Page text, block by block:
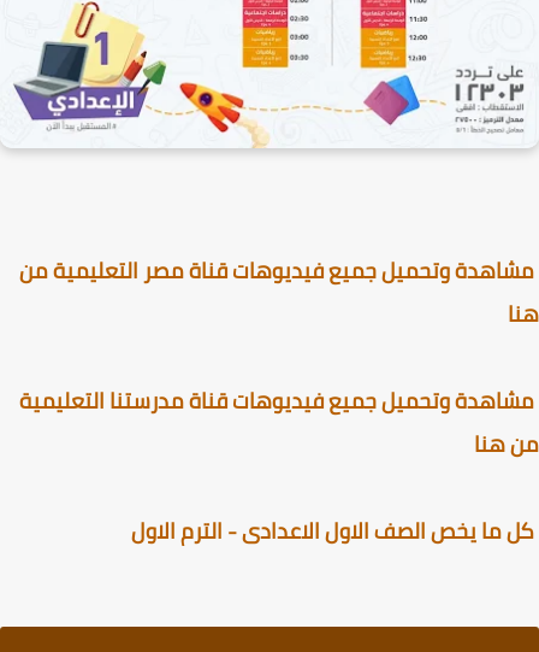
وتحميل جميع فيديوهات قناة مصر التعليمية من
وتحميل جميع فيديوهات قناة مدرستنا التعليمية
هنا
يخص الصف الاول الاعدادى - الترم الاول